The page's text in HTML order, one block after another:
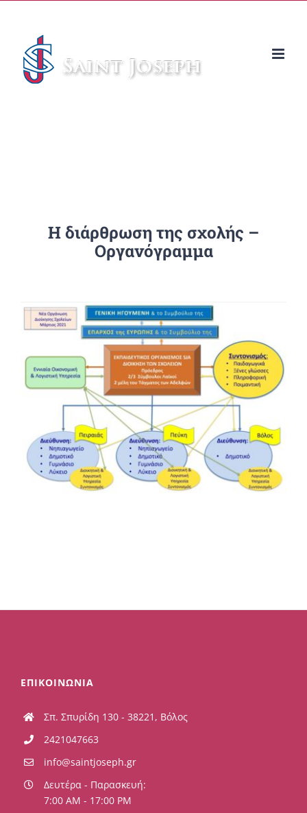
περιεχόμενο
Η διάρθρωση της σχολής –
Οργανόγραμμα
ΕΠΙΚΟΙΝΩΝΙΑ
Σπ. Σπυρίδη 130 - 38221, Βόλος
2421047663
info@saintjoseph.gr
Δευτέρα - Παρασκευή:
7:00 AM - 17:00 PM